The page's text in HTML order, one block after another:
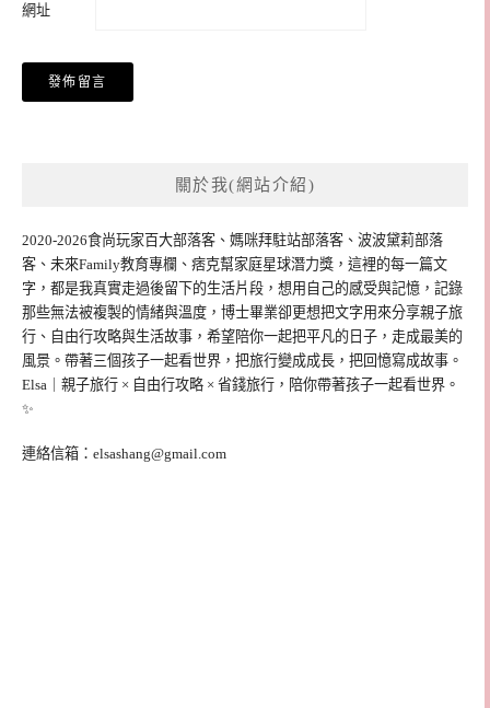
網址
關於我(網站介紹)
2020-2026食尚玩家百大部落客、媽咪拜駐站部落客、波波黛莉部落
客、未來Family教育專欄、痞克幫家庭星球潛力獎，這裡的每一篇文
字，都是我真實走過後留下的生活片段，想用自己的感受與記憶，記錄
那些無法被複製的情緒與溫度，博士畢業卻更想把文字用來分享親子旅
行、自由行攻略與生活故事，希望陪你一起把平凡的日子，走成最美的
風景。帶著三個孩子一起看世界，把旅行變成成長，把回憶寫成故事。
Elsa｜親子旅行 × 自由行攻略 × 省錢旅行，陪你帶著孩子一起看世界。
✨
連絡信箱： elsashang@gmail.com